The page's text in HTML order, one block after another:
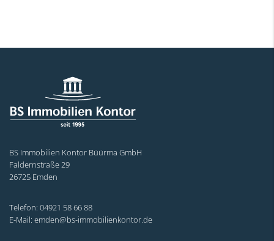
BS Immobilien Kontor Büürma GmbH
Faldernstraße 29
26725 Emden
Telefon: 04921 58 66 88
E-Mail: emden@bs-immobilienkontor.de